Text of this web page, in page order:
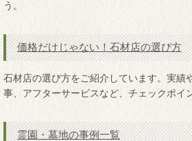
う。
価格だけじゃない！石材店の選び方
石材店の選び方をご紹介しています。実績
事、アフターサービスなど、チェックポイ
霊園・墓地の事例一覧